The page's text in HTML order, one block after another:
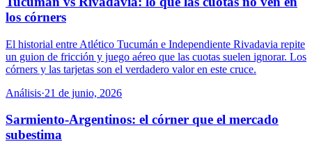
los córners
El historial entre Atlético Tucumán e Independiente Rivadavia repite
un guion de fricción y juego aéreo que las cuotas suelen ignorar. Los
córners y las tarjetas son el verdadero valor en este cruce.
Análisis·21 de junio, 2026
Sarmiento-Argentinos: el córner que el mercado
subestima